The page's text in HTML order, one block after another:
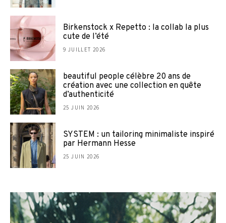
Birkenstock x Repetto : la collab la plus
cute de l’été
9 JUILLET 2026
beautiful people célèbre 20 ans de
création avec une collection en quête
d’authenticité
25 JUIN 2026
SYSTEM : un tailoring minimaliste inspiré
par Hermann Hesse
25 JUIN 2026